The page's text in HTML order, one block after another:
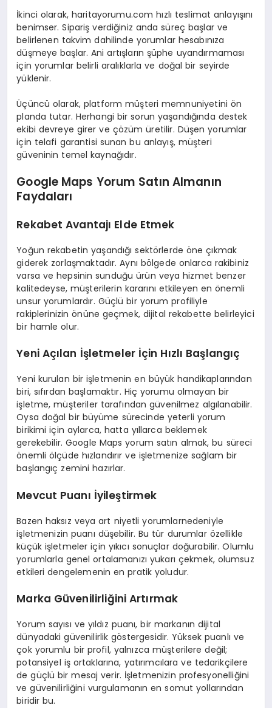
İkinci olarak, haritayorumu.com hızlı teslimat anlayışını
benimser. Sipariş verdiğiniz anda süreç başlar ve
belirlenen takvim dahilinde yorumlar hesabınıza
düşmeye başlar. Ani artışların şüphe uyandırmaması
için yorumlar belirli aralıklarla ve doğal bir seyirde
yüklenir.
Üçüncü olarak, platform müşteri memnuniyetini ön
planda tutar. Herhangi bir sorun yaşandığında destek
ekibi devreye girer ve çözüm üretilir. Düşen yorumlar
için telafi garantisi sunan bu anlayış, müşteri
güveninin temel kaynağıdır.
Google Maps Yorum Satın Almanın
Faydaları
Rekabet Avantajı Elde Etmek
Yoğun rekabetin yaşandığı sektörlerde öne çıkmak
giderek zorlaşmaktadır. Aynı bölgede onlarca rakibiniz
varsa ve hepsinin sunduğu ürün veya hizmet benzer
kalitedeyse, müşterilerin kararını etkileyen en önemli
unsur yorumlardır. Güçlü bir yorum profiliyle
rakiplerinizin önüne geçmek, dijital rekabette belirleyici
bir hamle olur.
Yeni Açılan İşletmeler İçin Hızlı Başlangıç
Yeni kurulan bir işletmenin en büyük handikaplarından
biri, sıfırdan başlamaktır. Hiç yorumu olmayan bir
işletme, müşteriler tarafından güvenilmez algılanabilir.
Oysa doğal bir büyüme sürecinde yeterli yorum
birikimi için aylarca, hatta yıllarca beklemek
gerekebilir. Google Maps yorum satın almak, bu süreci
önemli ölçüde hızlandırır ve işletmenize sağlam bir
başlangıç zemini hazırlar.
Mevcut Puanı İyileştirmek
Bazen haksız veya art niyetli yorumlarnedeniyle
işletmenizin puanı düşebilir. Bu tür durumlar özellikle
küçük işletmeler için yıkıcı sonuçlar doğurabilir. Olumlu
yorumlarla genel ortalamanızı yukarı çekmek, olumsuz
etkileri dengelemenin en pratik yoludur.
Marka Güvenilirliğini Artırmak
Yorum sayısı ve yıldız puanı, bir markanın dijital
dünyadaki güvenilirlik göstergesidir. Yüksek puanlı ve
çok yorumlu bir profil, yalnızca müşterilere değil;
potansiyel iş ortaklarına, yatırımcılara ve tedarikçilere
de güçlü bir mesaj verir. İşletmenizin profesyonelliğini
ve güvenilirliğini vurgulamanın en somut yollarından
biridir bu.